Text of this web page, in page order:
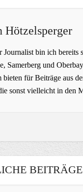
Hötzelsperger
Journalist bin ich bereits
Samerberg und
bieten für Beiträge aus
sonst vielleicht in den